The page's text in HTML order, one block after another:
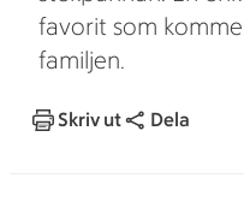
favorit som
familjen.
Skriv ut Dela